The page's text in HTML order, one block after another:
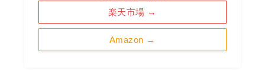
Amazon →
楽天市場 →